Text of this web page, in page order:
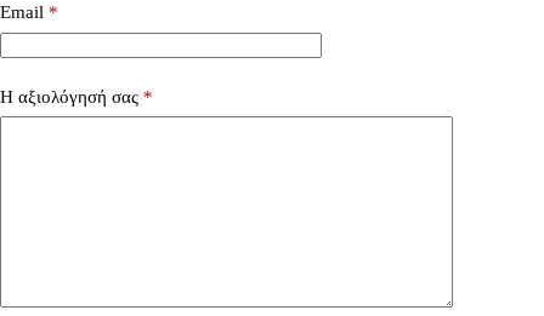
Email *
Η αξιολόγησή σας *